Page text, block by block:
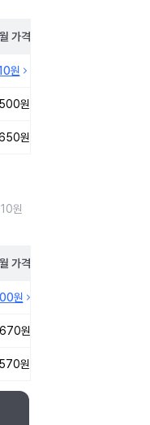
가격
원
원
원
원
가격
원
원
원